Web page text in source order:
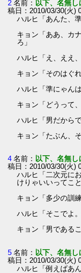
2 名前： 以下、名無
稿日：2010/03/30(火)
ハルヒ「あんた、
キョン「ああ、カ
ろ」
ハルヒ「え、ええ
キョン「そのはぐ
ハルヒ「準にゃん
キョン「どうって
ハルヒ「男だから
キョン「たぶん、
4 名前： 以下、名無
稿日：2010/03/30(火)
ハルヒ「二次元に
けりゃいいってこ
キョン「多少の訓
ハルヒ「そこでよ
キョン「男である
5 名前： 以下、名無
稿日：2010/03/30(火)
ハルヒ「例えばあ